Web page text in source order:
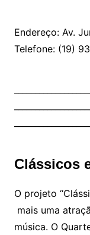
Endereço: Av.
Telefone: (19)
Clássicos
O projeto
mais uma
música. O